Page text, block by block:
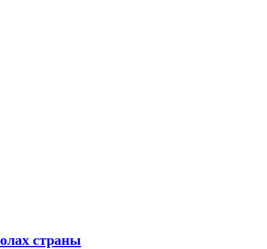
страны